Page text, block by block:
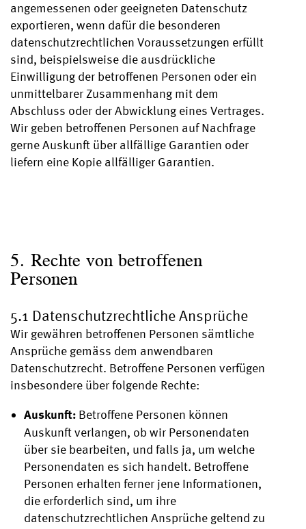
angemessenen oder geeigneten Datenschutz
exportieren, wenn dafür die besonderen
datenschutzrechtlichen Voraussetzungen erfüllt
sind, beispielsweise die ausdrückliche
Einwilligung der betroffenen Personen oder ein
unmittelbarer Zusammenhang mit dem
Abschluss oder der Abwicklung eines Vertrages.
Wir geben betroffenen Personen auf Nachfrage
gerne Auskunft über allfällige Garantien oder
liefern eine Kopie allfälliger Garantien.
5. Rechte von betroffenen
Personen
5.1 Datenschutzrechtliche Ansprüche
Wir gewähren betroffenen Personen sämtliche
Ansprüche gemäss dem anwendbaren
Datenschutzrecht. Betroffene Personen verfügen
insbesondere über folgende Rechte:
Auskunft:Betroffene Personen können
Auskunft verlangen, ob wir Personendaten
über sie bearbeiten, und falls ja, um welche
Personendaten es sich handelt. Betroffene
Personen erhalten ferner jene Informationen,
die erforderlich sind, um ihre
datenschutzrechtlichen Ansprüche geltend zu